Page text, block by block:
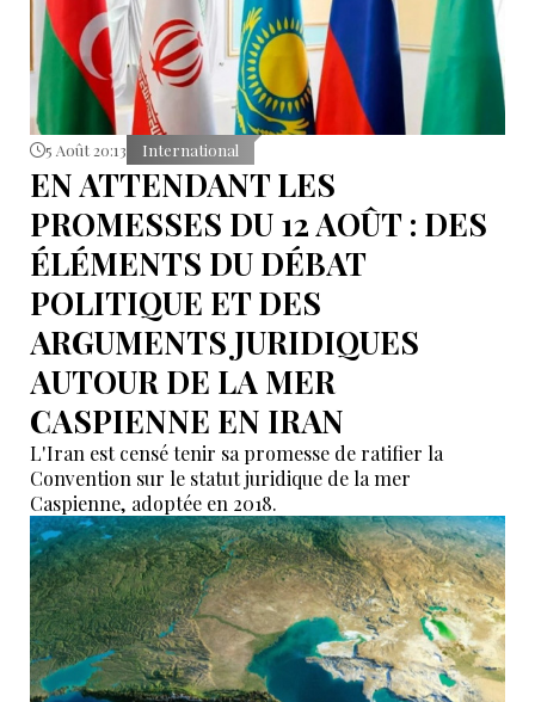
5 Août 20:13 International
EN ATTENDANT LES
PROMESSES DU 12 AOÛT : DES
ÉLÉMENTS DU DÉBAT
POLITIQUE ET DES
ARGUMENTS JURIDIQUES
AUTOUR DE LA MER
CASPIENNE EN IRAN
L'Iran est censé tenir sa promesse de ratifier la
Convention sur le statut juridique de la mer
Caspienne, adoptée en 2018.